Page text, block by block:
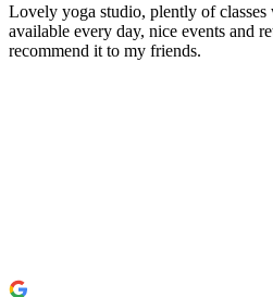
Lovely yoga studio, plently of classes
available every day, nice events and
recommend it to my friends.